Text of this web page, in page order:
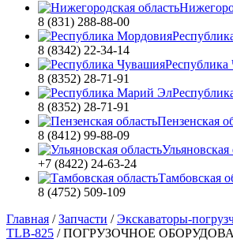
8 (831) 288-88-00
8 (8342) 22-34-14
8 (8352) 28-71-91
8 (8352) 28-71-91
Пензенская
8 (8412) 99-88-09
Ульяновская
+7 (8422) 24-63-24
Тамбовская
8 (4752) 509-109
Главная /Запчасти /Экскаваторы-
TLB-825 /ПОГРУЗОЧНОЕ